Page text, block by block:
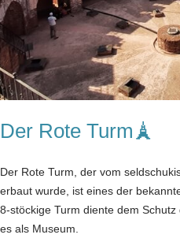
Der Rote Turm🗼
Der Rote Turm, der vom
erbaut wurde, ist eines der
8-stöckige Turm diente dem
es als Museum.